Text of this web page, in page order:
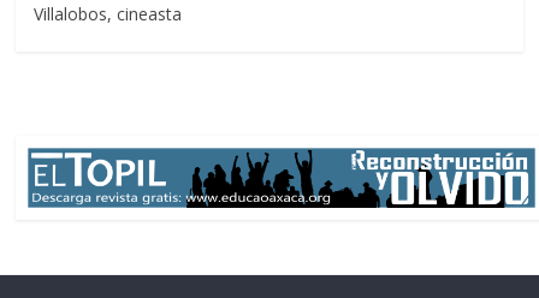
Villalobos, cineasta